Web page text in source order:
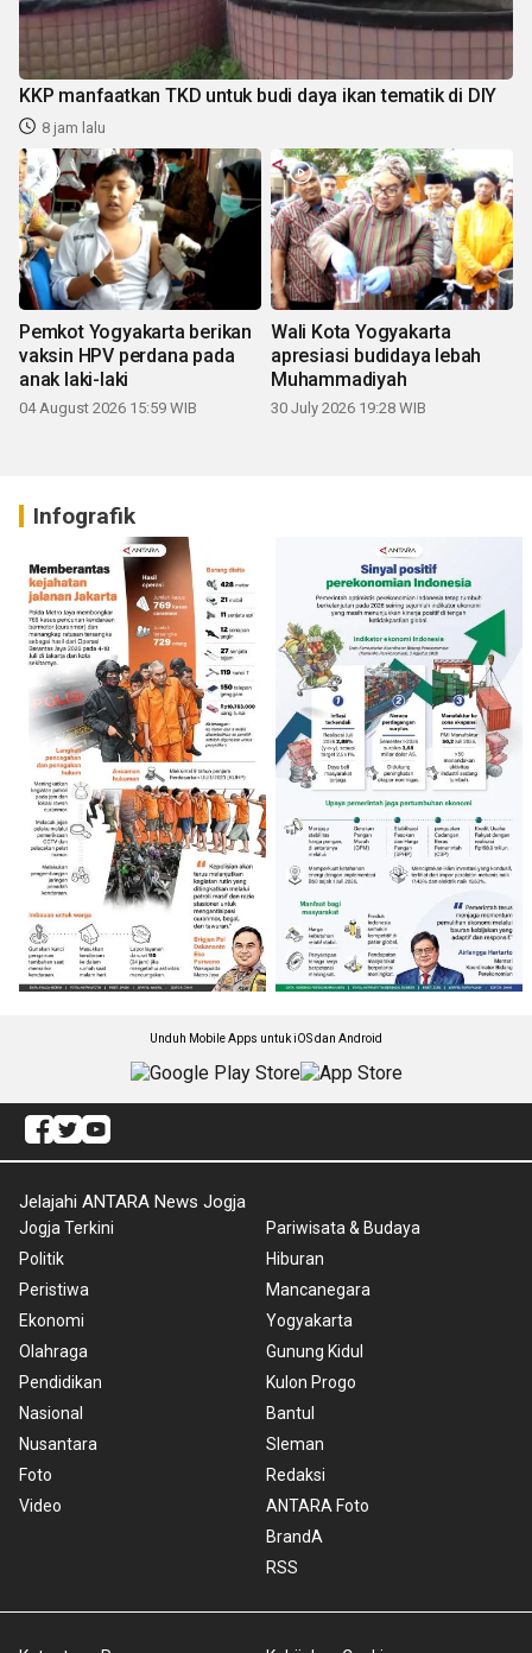
KKP manfaatkan TKD untuk budi daya ikan tematik di DIY
8 jam lalu
Pemkot Yogyakarta berikan
vaksin HPV perdana pada
anak laki-laki
04 August 2026 15:59 WIB
Wali Kota Yogyakarta
apresiasi budidaya lebah
Muhammadiyah
30 July 2026 19:28 WIB
Infografik
Unduh Mobile Apps untuk iOS dan Android
Jelajahi ANTARA News Jogja
Jogja Terkini
Politik
Peristiwa
Ekonomi
Olahraga
Pendidikan
Nasional
Nusantara
Foto
Video
Pariwisata & Budaya
Hiburan
Mancanegara
Yogyakarta
Gunung Kidul
Kulon Progo
Bantul
Sleman
Redaksi
ANTARA Foto
BrandA
RSS